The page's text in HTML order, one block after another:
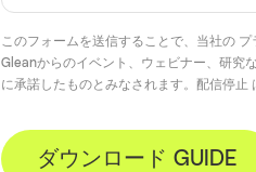
このフォームを送信することで、当社の プ
Gleanからのイベント、ウェビナー、研究
に承諾したものとみなされます 。 配信停止
ダウンロード GUIDE